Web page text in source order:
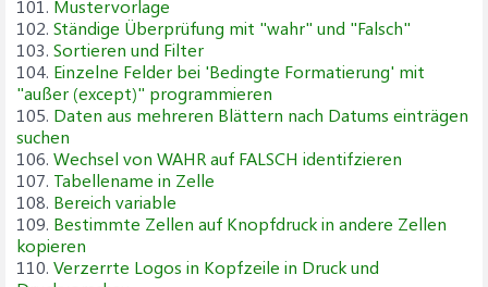
101. Mustervorlage
102. Ständige Überprüfung mit "wahr" und "Falsch"
103. Sortieren und Filter
104. Einzelne Felder bei 'Bedingte Formatierung' mit
"außer (except)" programmieren
105. Daten aus mehreren Blättern nach Datums einträgen
suchen
106. Wechsel von WAHR auf FALSCH identifzieren
107. Tabellename in Zelle
108. Bereich variable
109. Bestimmte Zellen auf Knopfdruck in andere Zellen
kopieren
110. Verzerrte Logos in Kopfzeile in Druck und